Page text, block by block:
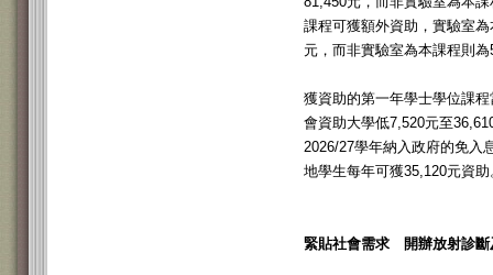
課程可獲額外資助，實驗室
元，而非實驗室為本課程則
獲資助的第一年學士學位課
會資助大學低7,520元至
2026/27學年納入政府的免入
地學生每年可獲35,120元資助
緊貼社會需求 開辦放射診斷